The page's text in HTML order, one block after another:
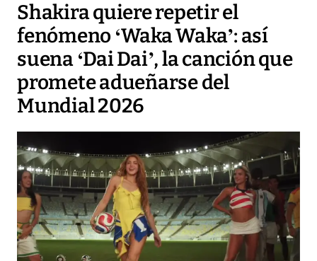
Shakira quiere repetir el
fenómeno ‘Waka Waka’: así
suena ‘Dai Dai’, la canción que
promete adueñarse del
Mundial 2026